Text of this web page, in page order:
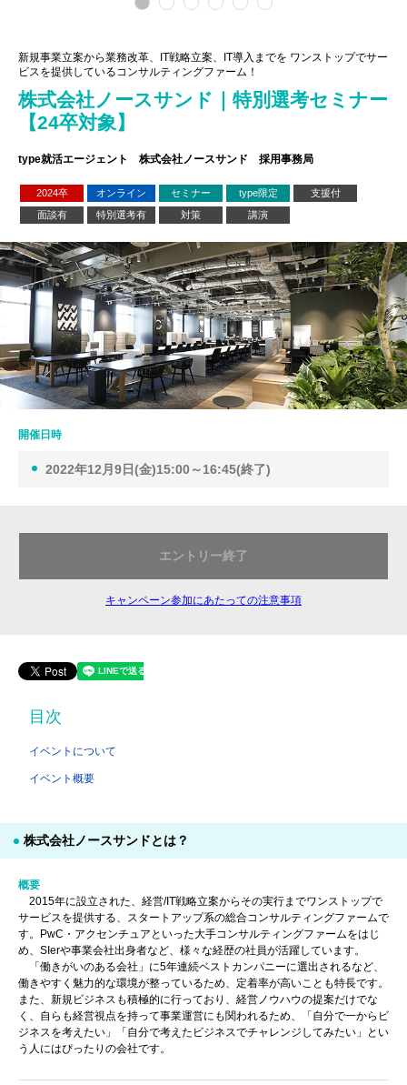
新規事業立案から業務改革、IT戦略立案、IT導入までを ワンストップでサー
ビスを提供しているコンサルティングファーム！
株式会社ノースサンド｜特別選考セミナー
【24卒対象】
type就活エージェント 株式会社ノースサンド 採用事務局
2024卒 オンライン セミナー type限定
支援付
面談有
特別選考有 対策 講演
開催日時
2022年12月9日(金)15:00～16:45(終了)
エントリー終了
キャンペーン参加にあたっての注意事項
目次
イベントについて
イベント概要
株式会社ノースサンドとは？
概要
2015年に設立された、経営/IT戦略立案からその実行までワンストップで
サービスを提供する、スタートアップ系の総合コンサルティングファームで
す。PwC・アクセンチュアといった大手コンサルティングファームをはじ
め、SIerや事業会社出身者など、様々な経歴の社員が活躍しています。
「働きがいのある会社」に5年連続ベストカンパニーに選出されるなど、
働きやすく魅力的な環境が整っているため、定着率が高いことも特長です。
また、新規ビジネスも積極的に行っており、経営ノウハウの提案だけでな
く、自らも経営視点を持って事業運営にも関われるため、「自分で一からビ
ジネスを考えたい」「自分で考えたビジネスでチャレンジしてみたい」とい
う人にはぴったりの会社です。